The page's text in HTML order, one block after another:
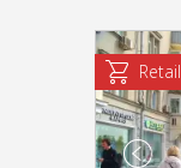
Retail